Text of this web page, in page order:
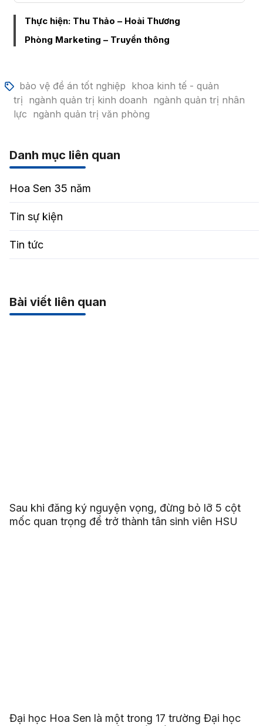
Thực hiện: Thu Thảo – Hoài Thương
Phòng Marketing – Truyền thông
bảo vệ đề án tốt nghiệp khoa kinh tế - quản
trị ngành quản trị kinh doanh ngành quản trị nhân
lực ngành quản trị văn phòng
Danh mục liên quan
Hoa Sen 35 năm
Tin sự kiện
Tin tức
Bài viết liên quan
Sau khi đăng ký nguyện vọng, đừng bỏ lỡ 5 cột
mốc quan trọng để trở thành tân sinh viên HSU
Đại học Hoa Sen là một trong 17 trường Đại học